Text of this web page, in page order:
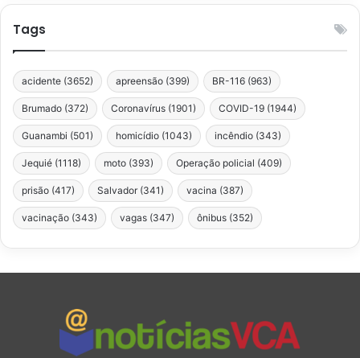
Tags
acidente (3652) apreensão (399) BR-116 (963)
Brumado (372) Coronavírus (1901) COVID-19 (1944)
Guanambi (501) homicídio (1043) incêndio (343)
Jequié (1118) moto (393) Operação policial (409)
prisão (417) Salvador (341) vacina (387)
vacinação (343) vagas (347) ônibus (352)